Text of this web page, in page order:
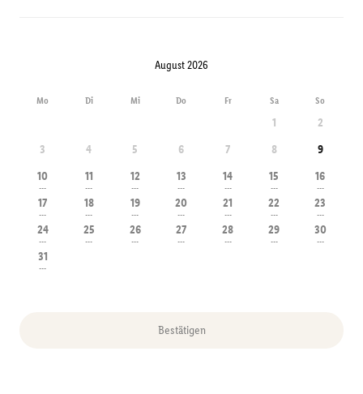
August 2026
Mo Di Mi Do Fr Sa So
1
2
3
4 5 6 7 8
9
10
---
11
---
12
---
13
---
14
---
15
---
16
---
17
---
18
---
19
---
20
---
21
---
22
---
23
---
24
---
25
---
26
---
27
---
28
---
29
---
30
---
31
---
Bestätigen